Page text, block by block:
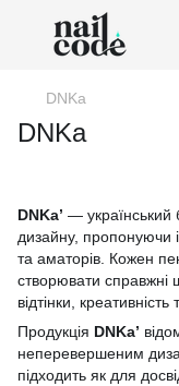
DNKa
DNKa
DNKa’ — український
дизайну, пропонуючи
та аматорів. Кожен
створювати справжні
відтінки,
Продукція DNKa’
неперевершеним
підходить як для